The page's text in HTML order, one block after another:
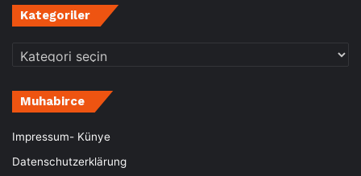
Kategoriler
Kategoriler
Muhabirce
Impressum- Künye
Datenschutzerklärung